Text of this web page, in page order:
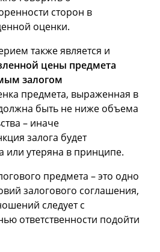
сторон в
оценки.
также является и
цены предмета
залогом
предмета, выраженная в
быть не ниже объема
– иначе
залога будет
или утеряна в принципе.
предмета – это одно
залогового соглашения,
следует с
ответственности подойти